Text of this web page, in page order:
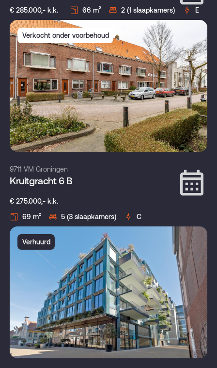
€ 285.000,- k.k. 66 m² 2 (1 slaapkamers) E
Verkocht onder voorbehoud
9711 VM Groningen
Kruitgracht 6 B
€ 275.000,- k.k.
69 m²
5 (3 slaapkamers) C
Verhuurd